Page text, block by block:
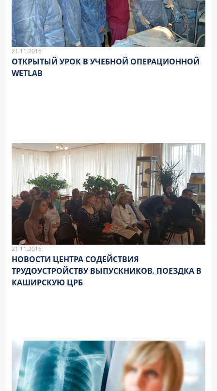
21.11.2016
ОТКРЫТЫЙ УРОК В УЧЕБНОЙ ОПЕРАЦИОННОЙ
WETLAB
21.11.2016
НОВОСТИ ЦЕНТРА СОДЕЙСТВИЯ
ТРУДОУСТРОЙСТВУ ВЫПУСКНИКОВ. ПОЕЗДКА В
КАШИРСКУЮ ЦРБ